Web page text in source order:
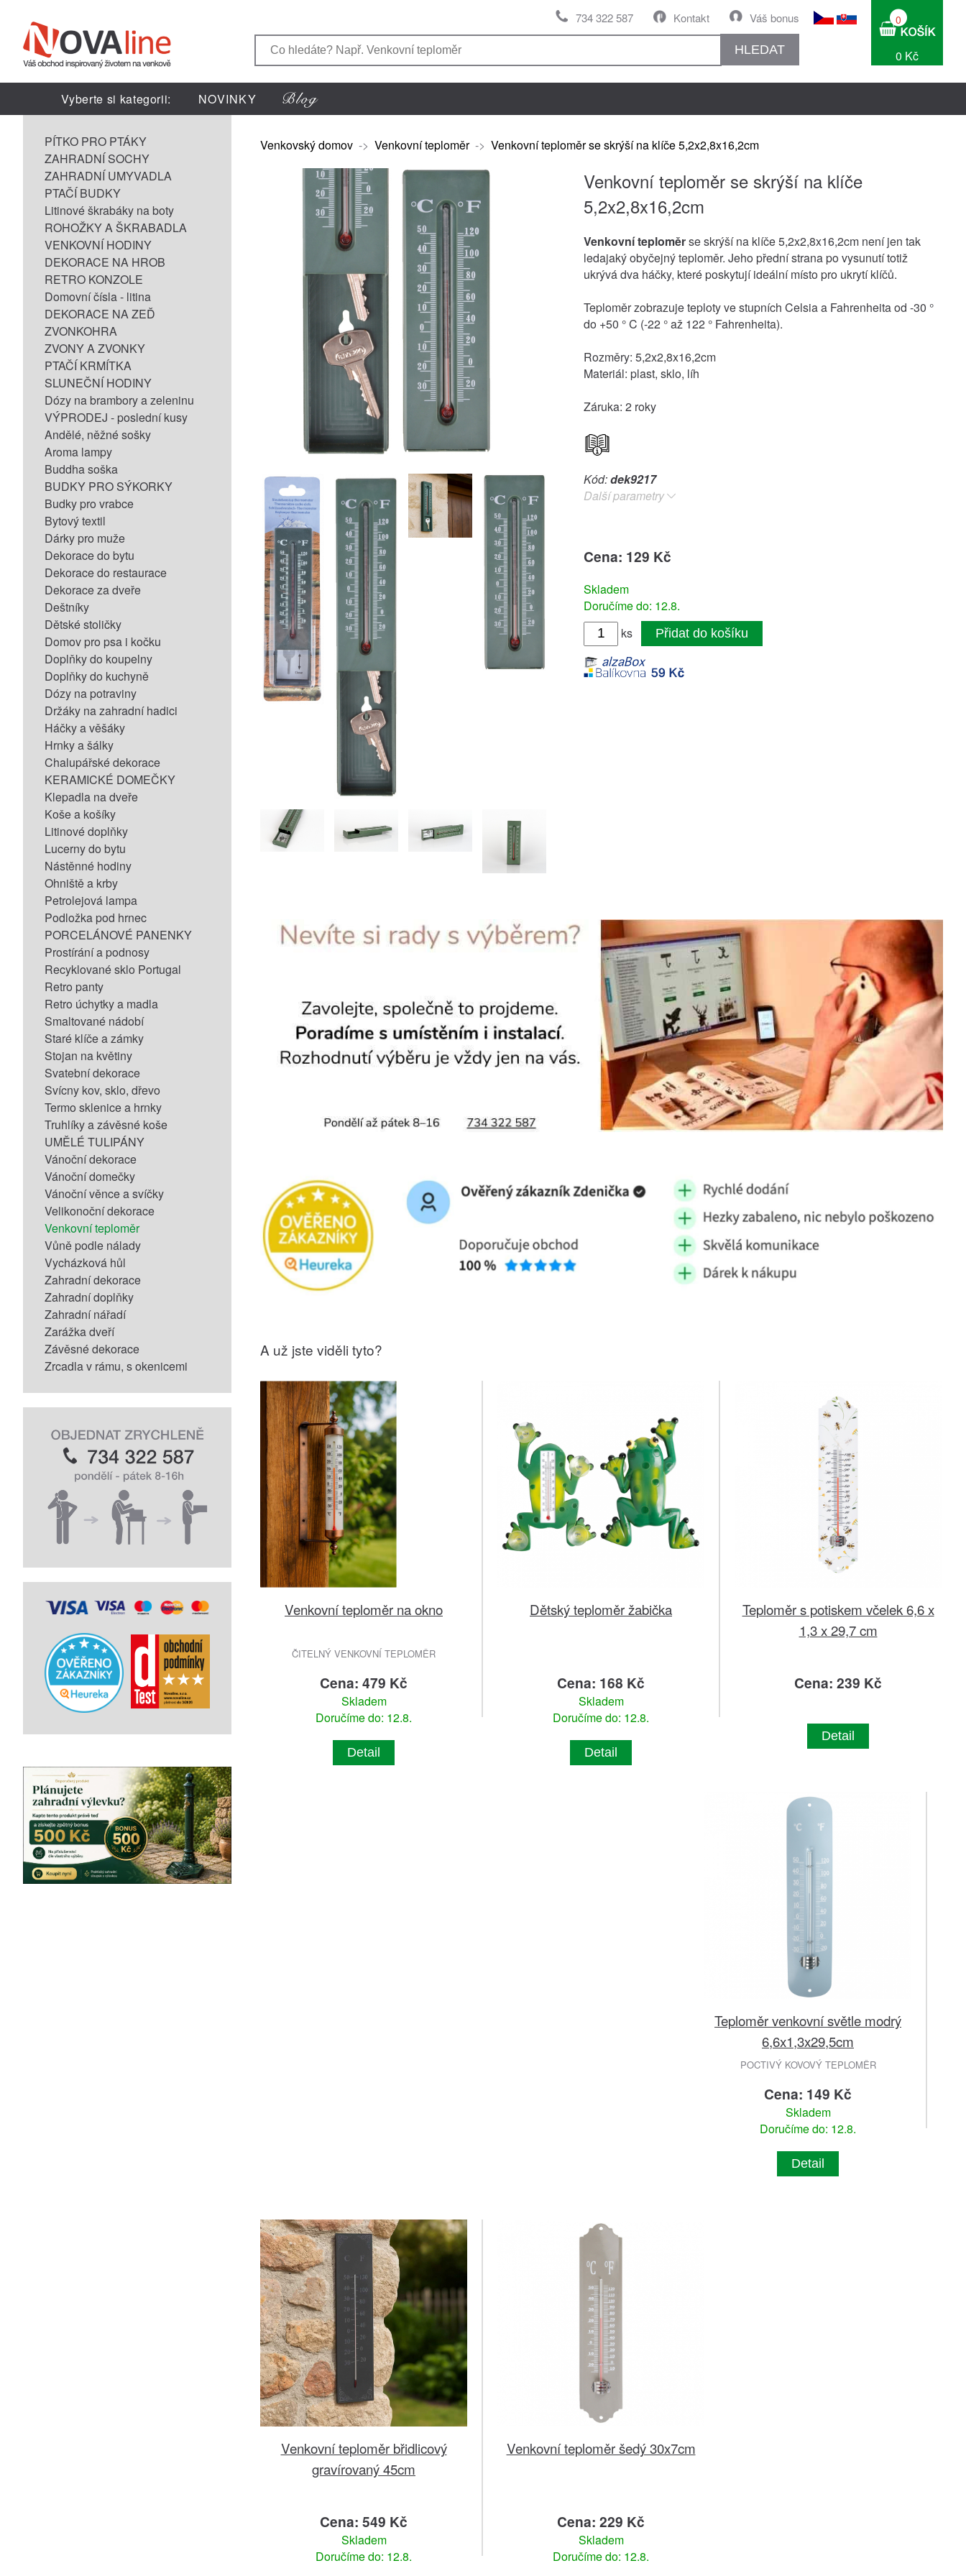
Váš bonus
Kontakt
734 322 587
HLEDAT
0
0 Kč
Vyberte si kategorii: NOVINKY
PÍTKO PRO PTÁKY
ZAHRADNÍ SOCHY
ZAHRADNÍ UMYVADLA
PTAČÍ BUDKY
Litinové škrabáky na boty
ROHOŽKY A ŠKRABADLA
VENKOVNÍ HODINY
DEKORACE NA HROB
RETRO KONZOLE
Domovní čísla - litina
DEKORACE NA ZEĎ
ZVONKOHRA
ZVONY A ZVONKY
PTAČÍ KRMÍTKA
SLUNEČNÍ HODINY
Dózy na brambory a zeleninu
VÝPRODEJ - poslední kusy
Andělé, něžné sošky
Aroma lampy
Buddha soška
BUDKY PRO SÝKORKY
Budky pro vrabce
Bytový textil
Dárky pro muže
Dekorace do bytu
Dekorace do restaurace
Dekorace za dveře
Deštníky
Dětské stoličky
Domov pro psa i kočku
Doplňky do koupelny
Doplňky do kuchyně
Dózy na potraviny
Držáky na zahradní hadici
Háčky a věšáky
Hrnky a šálky
Chalupářské dekorace
KERAMICKÉ DOMEČKY
Klepadla na dveře
Koše a košíky
Litinové doplňky
Lucerny do bytu
Nástěnné hodiny
Ohniště a krby
Petrolejová lampa
Podložka pod hrnec
PORCELÁNOVÉ PANENKY
Prostírání a podnosy
Recyklované sklo Portugal
Retro panty
Retro úchytky a madla
Smaltované nádobí
Staré klíče a zámky
Stojan na květiny
Svatební dekorace
Svícny kov, sklo, dřevo
Termo sklenice a hrnky
Truhlíky a závěsné koše
UMĚLÉ TULIPÁNY
Vánoční dekorace
Vánoční domečky
Vánoční věnce a svíčky
Velikonoční dekorace
Venkovní teploměr
Vůně podle nálady
Vycházková hůl
Zahradní dekorace
Zahradní doplňky
Zahradní nářadí
Zarážka dveří
Závěsné dekorace
Zrcadla v rámu, s okenicemi
Venkovský domov -> Venkovní teploměr-> Venkovní teploměr se skrýší na klíče 5,2x2,8x16,2cm
Venkovní teploměr se skrýší na klíče
5,2x2,8x16,2cm
Venkovní teploměrse skrýší na klíče 5,2x2,8x16,2cm není jen tak
ledajaký obyčejný teploměr. Jeho přední strana po vysunutí totiž
ukrývá dva háčky, které poskytují ideální místo pro ukrytí klíčů.
Teploměr zobrazuje teploty ve stupních Celsia a Fahrenheita od -30 °
do +50 ° C (-22 ° až 122 ° Fahrenheita).
Rozměry: 5,2x2,8x16,2cm
Materiál: plast, sklo, líh
Záruka: 2 roky
Kód:dek9217
Další parametry
Cena: 129 Kč
Skladem
Doručíme do: 12.8.
ks
Přidat do košíku
A už jste viděli tyto?
Venkovní teploměr na okno
ČITELNÝ VENKOVNÍ TEPLOMĚR
Cena: 479 Kč
Skladem
Doručíme do: 12.8.
Detail
Dětský teploměr žabička
Cena: 168 Kč
Skladem
Doručíme do: 12.8.
Detail
Teploměr s potiskem včelek 6,6 x
1,3 x 29,7 cm
Cena: 239 Kč
Detail
Teploměr venkovní světle modrý
6,6x1,3x29,5cm
POCTIVÝ KOVOVÝ TEPLOMĚR
Cena: 149 Kč
Skladem
Doručíme do: 12.8.
Detail
Venkovní teploměr břidlicový
gravírovaný 45cm
Cena: 549 Kč
Skladem
Doručíme do: 12.8.
Venkovní teploměr šedý 30x7cm
Cena: 229 Kč
Skladem
Doručíme do: 12.8.